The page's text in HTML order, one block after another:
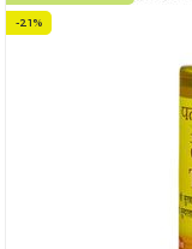
-21%